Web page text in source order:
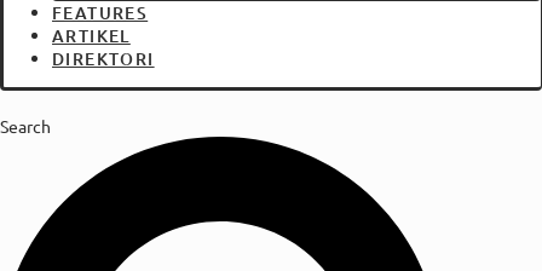
FEATURES
ARTIKEL
DIREKTORI
Search